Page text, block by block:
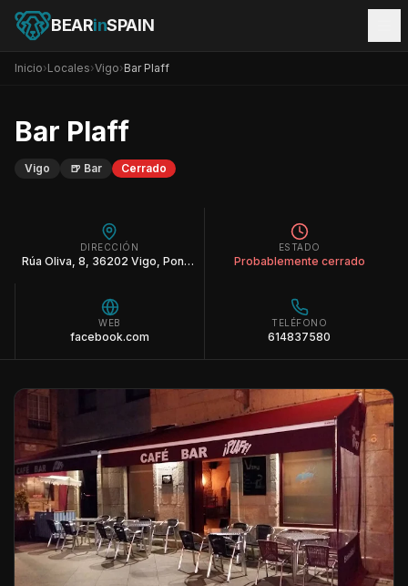
BEARinSPAIN
Inicio›Locales›Vigo›Bar Plaff
Bar Plaff
Vigo 🍺 Bar Cerrado
DIRECCIÓN
Rúa Oliva, 8, 36202 Vigo, Pontevedra
ESTADO
Probablemente cerrado
WEB
facebook.com
TELÉFONO
614837580